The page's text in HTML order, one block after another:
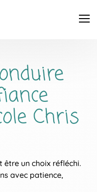
Chris
être un choix réfléchi.
avec patience,